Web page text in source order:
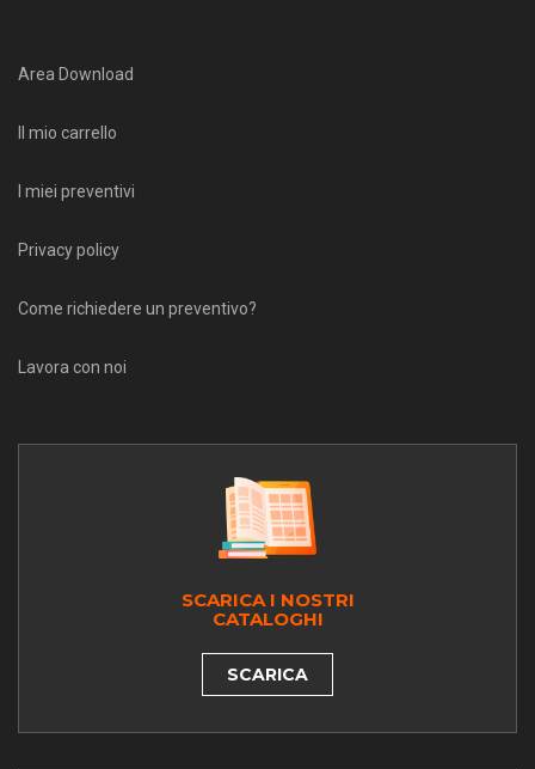
Area Download
Il mio carrello
I miei preventivi
Privacy policy
Come richiedere un preventivo?
Lavora con noi
SCARICA I NOSTRI
CATALOGHI
SCARICA